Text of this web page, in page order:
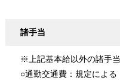
諸手当
※上記基本給以外の諸手当
○通勤交通費：規定による